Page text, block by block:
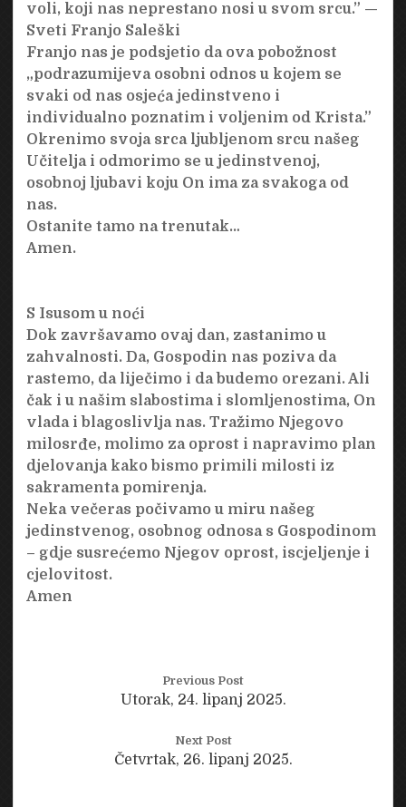
voli, koji nas neprestano nosi u svom srcu.” —
Sveti Franjo Saleški
Franjo nas je podsjetio da ova pobožnost
„podrazumijeva osobni odnos u kojem se
svaki od nas osjeća jedinstveno i
individualno poznatim i voljenim od Krista.”
Okrenimo svoja srca ljubljenom srcu našeg
Učitelja i odmorimo se u jedinstvenoj,
osobnoj ljubavi koju On ima za svakoga od
nas.
Ostanite tamo na trenutak…
Amen.
S Isusom u noći
Dok završavamo ovaj dan, zastanimo u
zahvalnosti. Da, Gospodin nas poziva da
rastemo, da liječimo i da budemo orezani. Ali
čak i u našim slabostima i slomljenostima, On
vlada i blagoslivlja nas. Tražimo Njegovo
milosrđe, molimo za oprost i napravimo plan
djelovanja kako bismo primili milosti iz
sakramenta pomirenja.
Neka večeras počivamo u miru našeg
jedinstvenog, osobnog odnosa s Gospodinom
– gdje susrećemo Njegov oprost, iscjeljenje i
cjelovitost.
Amen
Previous Post
Utorak, 24. lipanj 2025.
Next Post
Četvrtak, 26. lipanj 2025.